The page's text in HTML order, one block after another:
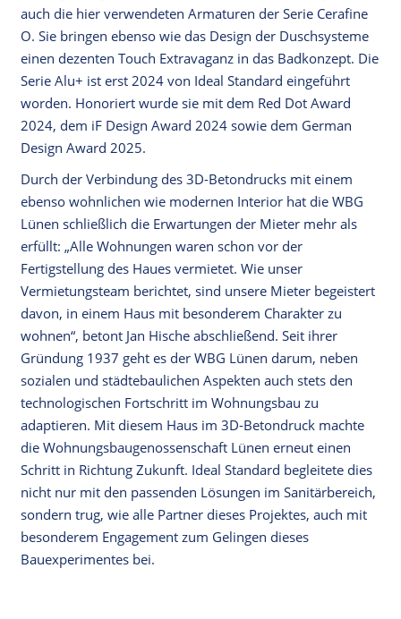
auch die hier verwendeten Armaturen der Serie Cerafine
O. Sie bringen ebenso wie das Design der Duschsysteme
einen dezenten Touch Extravaganz in das Badkonzept. Die
Serie Alu+ ist erst 2024 von Ideal Standard eingeführt
worden. Honoriert wurde sie mit dem Red Dot Award
2024, dem iF Design Award 2024 sowie dem German
Design Award 2025.
Durch der Verbindung des 3D-Betondrucks mit einem
ebenso wohnlichen wie modernen Interior hat die WBG
Lünen schließlich die Erwartungen der Mieter mehr als
erfüllt: „Alle Wohnungen waren schon vor der
Fertigstellung des Haues vermietet. Wie unser
Vermietungsteam berichtet, sind unsere Mieter begeistert
davon, in einem Haus mit besonderem Charakter zu
wohnen“, betont Jan Hische abschließend. Seit ihrer
Gründung 1937 geht es der WBG Lünen darum, neben
sozialen und städtebaulichen Aspekten auch stets den
technologischen Fortschritt im Wohnungsbau zu
adaptieren. Mit diesem Haus im 3D-Betondruck machte
die Wohnungsbaugenossenschaft Lünen erneut einen
Schritt in Richtung Zukunft. Ideal Standard begleitete dies
nicht nur mit den passenden Lösungen im Sanitärbereich,
sondern trug, wie alle Partner dieses Projektes, auch mit
besonderem Engagement zum Gelingen dieses
Bauexperimentes bei.